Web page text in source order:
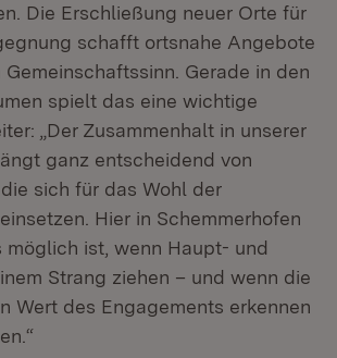
Die Erschließung neuer Orte für
schafft ortsnahe Angebote
Gerade in den
spielt das eine wichtige
„Der Zusammenhalt in unserer
ganz entscheidend von
sich für das Wohl der
Hier in Schemmerhofen
möglich ist, wenn Haupt- und
Strang ziehen – und wenn die
Wert des Engagements erkennen